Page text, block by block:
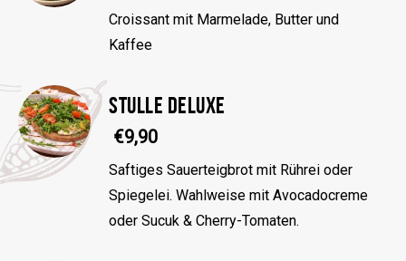
Croissant mit Marmelade, Butter und
Kaffee
STULLE DELUXE
€9,90
Saftiges Sauerteigbrot mit Rührei oder
Spiegelei. Wahlweise mit Avocadocreme
oder Sucuk & Cherry-Tomaten.